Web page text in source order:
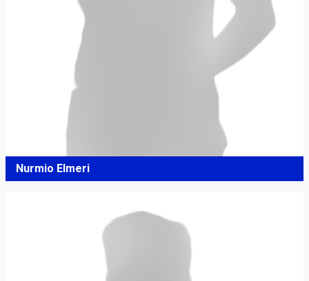
Nurmio Elmeri